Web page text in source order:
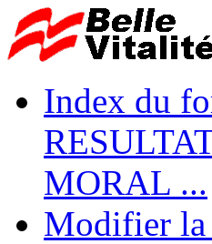
Index du
MORAL ...
Modifier la